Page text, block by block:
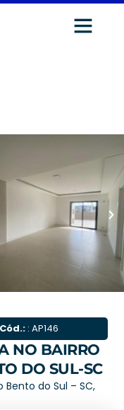
Cód.: : AP146
NO BAIRRO
DO SUL-SC
Bento do Sul – SC,